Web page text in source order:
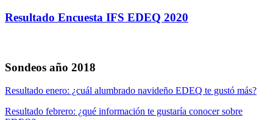
Resultado Encuesta IFS EDEQ 2020
Sondeos año 2018
Resultado enero: ¿cuál alumbrado navideño EDEQ te gustó más?
Resultado febrero: ¿qué información te gustaría conocer sobre